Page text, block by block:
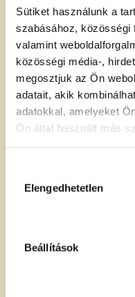
Sütiket használunk a
szabásához,
valamint
közösségi média-,
megosztjuk az Ön
adatait, akik
adatokkal, amelyeket
Ön által használt más
kiválasztása
Elengedhetetlen
Beállítások
Összetevők és
<em><span
A termék
Energia: